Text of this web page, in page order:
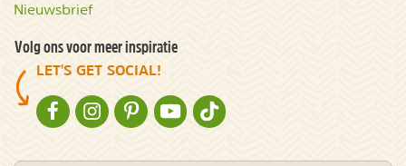
Nieuwsbrief
Volg ons voor meer inspiratie
LET'S GET SOCIAL!
NATURESCANNER OP FACEBOOK
NATURESCANNER OP INSTAGRAM
NATURESCANNER OP PINTEREST
NATURESCANNER OP YOUTUBE
NATURESCANNER OP TIKTOK